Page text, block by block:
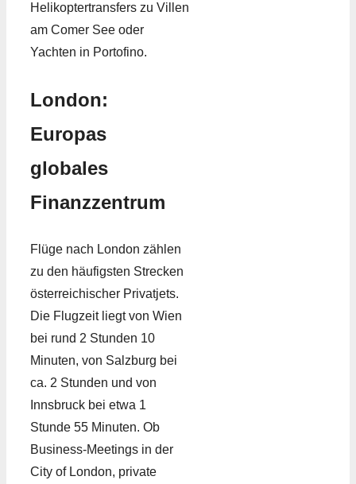
Helikoptertransfers zu Villen
am Comer See oder
Yachten in Portofino.
London:
Europas
globales
Finanzzentrum
Flüge nach London zählen
zu den häufigsten Strecken
österreichischer Privatjets.
Die Flugzeit liegt von Wien
bei rund 2 Stunden 10
Minuten, von Salzburg bei
ca. 2 Stunden und von
Innsbruck bei etwa 1
Stunde 55 Minuten. Ob
Business-Meetings in der
City of London, private